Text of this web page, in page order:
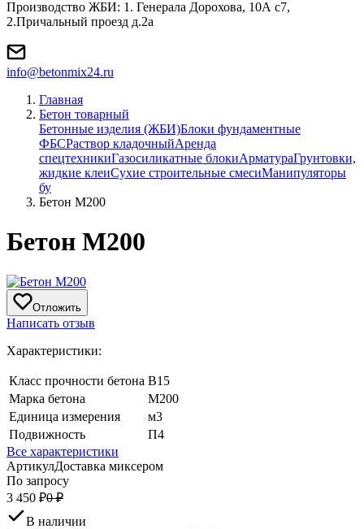
Производство ЖБИ: 1. Генерала Дорохова, 10А с7,
2.Причальный проезд д.2а
info@betonmix24.ru
Главная
Бетон товарный
Бетонные изделия (ЖБИ)Блоки фундаментные
ФБСРаствор кладочныйАренда
спецтехникиГазосиликатные блокиАрматураГрунтовки,
жидкие клеиСухие строительные смесиМанипуляторы
бу
Бетон М200
Бетон М200
Отложить
Написать отзыв
Характеристики:
Класс прочности бетона В15
Марка бетона
М200
Единица измерения
м3
Подвижность
П4
Все характеристики
АртикулДоставка миксером
По запросу
3 450 ₽0 ₽
В наличии